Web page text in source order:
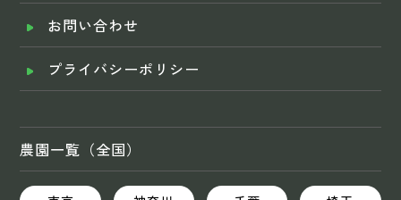
お問い合わせ
プライバシーポリシー
農園一覧（全国）